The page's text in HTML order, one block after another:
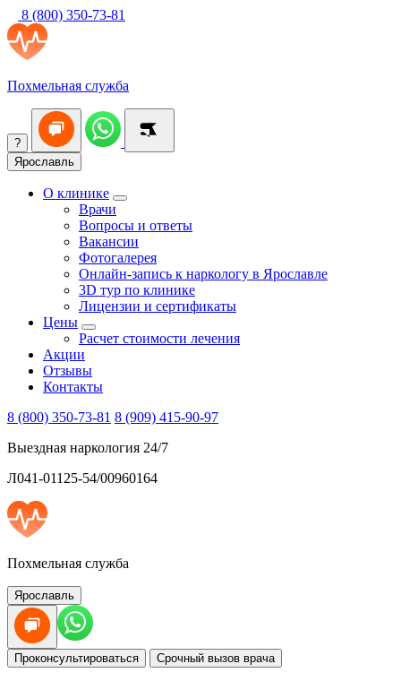
8 (800) 350-73-81
Похмельная служба
?
Ярославль
О клинике
Врачи
Вопросы и ответы
Вакансии
Фотогалерея
Онлайн-запись к наркологу в Ярославле
3D тур по клинике
Лицензии и сертификаты
Цены
Расчет стоимости лечения
Акции
Отзывы
Контакты
8 (800) 350-73-81 8 (909) 415-90-97
Выездная наркология 24/7
Л041-01125-54/00960164
Похмельная служба
Ярославль
Проконсультироваться Срочный вызов врача